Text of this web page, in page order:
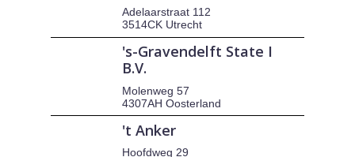
Adelaarstraat 112
3514CK Utrecht
's-Gravendelft State I
B.V.
Molenweg 57
4307AH Oosterland
't Anker
Hoofdweg 29